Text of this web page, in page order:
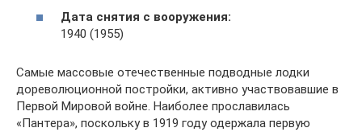
Дата снятия с вооружения:
1940 (1955)
Самые массовые отечественные подводные лодки
дореволюционной постройки, активно участвовавшие в
Первой Мировой войне. Наиболее прославилась
«Пантера», поскольку в 1919 году одержала первую